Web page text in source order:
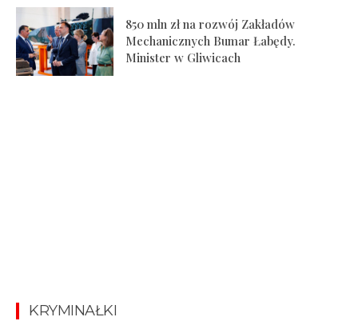
850 mln zł na rozwój Zakładów
Mechanicznych Bumar Łabędy.
Minister w Gliwicach
KRYMINAŁKI